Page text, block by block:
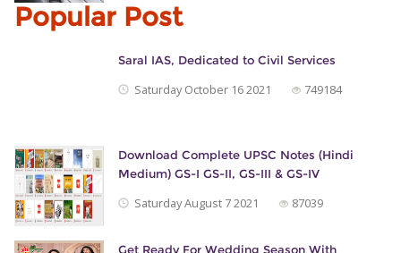
Popular Post
Saral IAS, Dedicated to Civil Services
Saturday October 16 2021 749184
Download Complete UPSC Notes (Hindi
Medium) GS-I GS-II, GS-III & GS-IV
Saturday August 7 2021 87039
Get Ready For Wedding Season With